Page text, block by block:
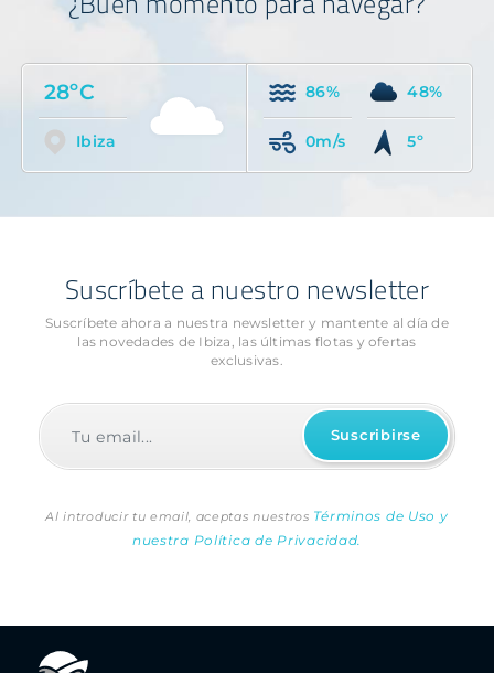
28ºC
Ibiza
86%
0m/s
48%
5º
Suscríbete a nuestro newsletter
Suscríbete ahora a nuestra newsletter y mantente al día de
las novedades de Ibiza, las últimas flotas y ofertas
exclusivas.
Al introducir tu email, aceptas nuestros Términos de Uso y
nuestra Política de Privacidad.